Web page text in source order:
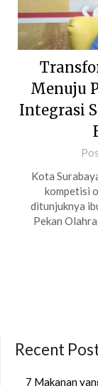
Menuju
Integrasi
Kota
kompetisi
ditunjuknya
Pekan
Recent
7 Makanan